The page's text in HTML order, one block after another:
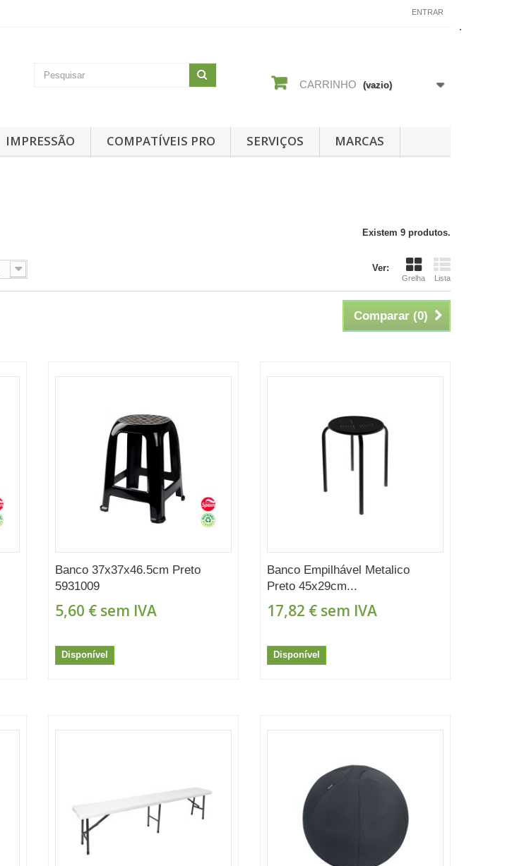
ENTRAR
CARRINHO (vazio)
IMPRESSÃO COMPATÍVEIS PRO SERVIÇOS MARCAS
Existem 9 produtos.
Ver:
Grelha Lista
Comparar (0)
Banco 37x37x46.5cm Preto
5931009
5,60 €sem IVA
Disponível
Banco Empilhável Metalico
Preto 45x29cm...
17,82 €sem IVA
Disponível